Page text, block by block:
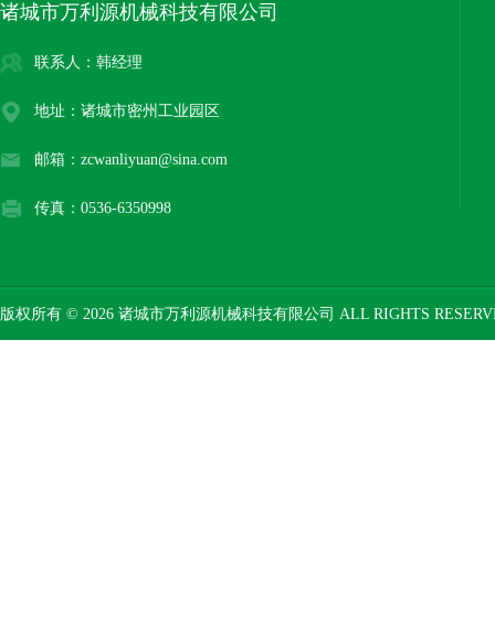
诸城市万利源机械科技有限公司
联系人：韩经理
地址：诸城市密州工业园区
邮箱：zcwanliyuan@sina.com
传真：0536-6350998
版权所有 © 2026 诸城市万利源机械科技有限公司 ALL RIGHTS